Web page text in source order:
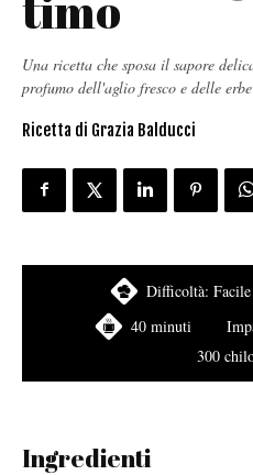
Una ricetta che sposa il sapore
profumo dell'aglio fresco e delle erbe
Ricetta di Grazia Balducci
Difficoltà: Facile
40 minuti
300
Ingredienti